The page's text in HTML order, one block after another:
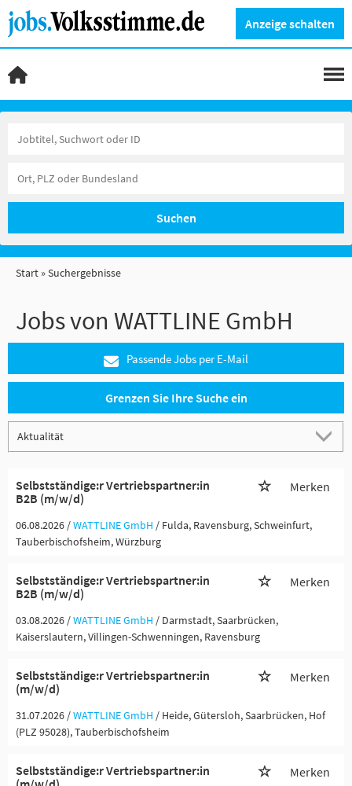
Anzeige schalten
Suchen
Start Suchergebnisse
Jobs von WATTLINE GmbH
Passende Jobs per E-Mail
Grenzen Sie Ihre Suche ein
Selbstständige:r Vertriebspartner:in
B2B (m/w/d)
Merken
06.08.2026 /WATTLINE GmbH / Fulda, Ravensburg, Schweinfurt,
Tauberbischofsheim, Würzburg
Selbstständige:r Vertriebspartner:in
B2B (m/w/d)
Merken
03.08.2026 /WATTLINE GmbH / Darmstadt, Saarbrücken,
Kaiserslautern, Villingen-Schwenningen, Ravensburg
Selbstständige:r Vertriebspartner:in
(m/w/d)
Merken
31.07.2026 /WATTLINE GmbH / Heide, Gütersloh, Saarbrücken, Hof
(PLZ 95028), Tauberbischofsheim
Selbstständige:r Vertriebspartner:in
Merken